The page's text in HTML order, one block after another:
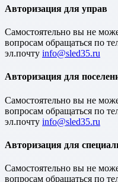
Авторизация для управ
Cамостоятельно вы не
вопросам обращаться по
эл.почту
Авторизация для
Cамостоятельно вы не
вопросам обращаться по
эл.почту
Авторизация для
Cамостоятельно вы не
вопросам обращаться по